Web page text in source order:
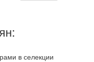
в селекции